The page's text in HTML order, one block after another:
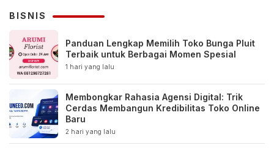
BISNIS
Panduan Lengkap Memilih Toko Bunga Pluit
Terbaik untuk Berbagai Momen Spesial
1 hari yang lalu
Membongkar Rahasia Agensi Digital: Trik
Cerdas Membangun Kredibilitas Toko Online
Baru
2 hari yang lalu